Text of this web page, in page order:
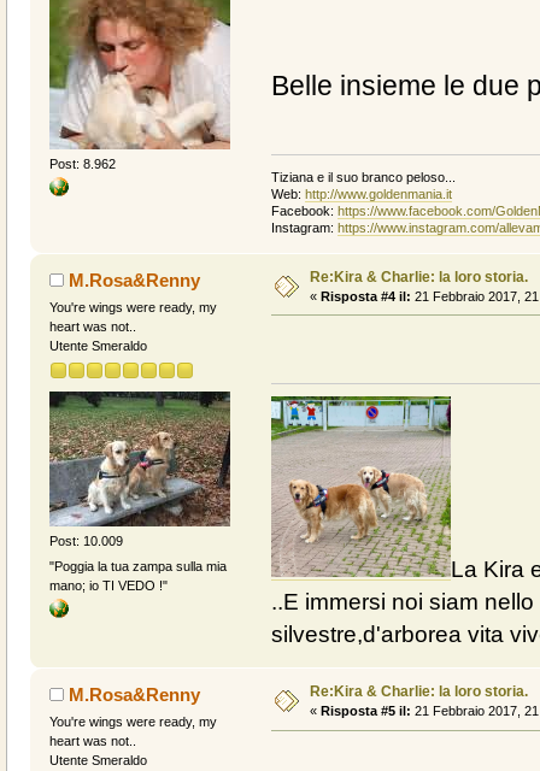
Post: 8.962
Belle insieme le due
Tiziana e il suo branco peloso...
Web: http://www.goldenmania.it
Facebook: https://www.facebook.com/
Instagram: https://www.instagram.com/
M.Rosa&Renny
You're wings were ready, my
heart was not..
Utente Smeraldo
Post: 10.009
"Poggia la tua zampa sulla mia
mano; io TI VEDO !"
Re:Kira & Charlie: la loro storia.
« Risposta #4 il: 21 Febbraio 2017,
La Kira
..E immersi noi siam nello
silvestre,d'arborea vita
M.Rosa&Renny
You're wings were ready, my
heart was not..
Utente Smeraldo
Re:Kira & Charlie: la loro storia.
« Risposta #5 il: 21 Febbraio 2017,